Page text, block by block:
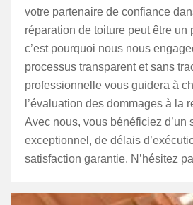
votre partenaire de confiance
réparation de toiture peut être un
c’est pourquoi nous nous
processus transparent et sans
professionnelle vous guidera à
l’évaluation des dommages à la
Avec nous, vous bénéficiez d’un
exceptionnel, de délais
satisfaction garantie. N’hésitez